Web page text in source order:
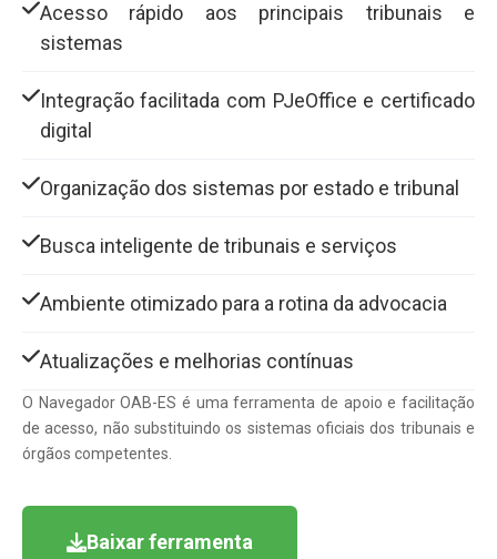
Acesso rápido aos principais tribunais e
sistemas
Integração facilitada com PJeOffice e certificado
digital
Organização dos sistemas por estado e tribunal
Busca inteligente de tribunais e serviços
Ambiente otimizado para a rotina da advocacia
Atualizações e melhorias contínuas
O Navegador OAB-ES é uma ferramenta de apoio e facilitação
de acesso, não substituindo os sistemas oficiais dos tribunais e
órgãos competentes.
Baixar ferramenta